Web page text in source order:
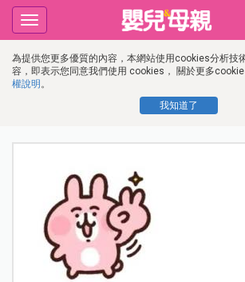
為提供您更多優質的內容，本網站使用cookies分析技
容，即表示您同意我們使用 cookies， 關於更多
權說明 。
我知道了
Toggle
navigation